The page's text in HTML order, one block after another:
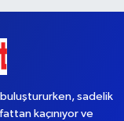
sadelik
kaçınıyor ve